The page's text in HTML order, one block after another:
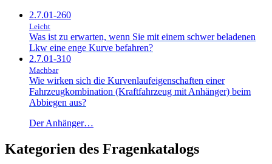
2.7.01-260
Leicht
Was ist zu erwarten, wenn Sie mit einem schwer beladenen
Lkw eine enge Kurve befahren?
2.7.01-310
Machbar
Wie wirken sich die Kurvenlaufeigenschaften einer
Fahrzeugkombination (Kraftfahrzeug mit Anhänger) beim
Abbiegen aus?
Der Anhänger…
Kategorien des Fragenkatalogs